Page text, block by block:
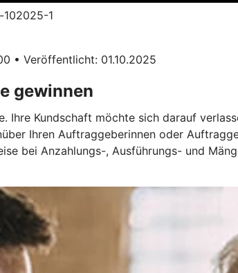
1
• Veröffentlicht: 01.10.2025
gewinnen
Kundschaft möchte sich darauf
Ihren Auftraggeberinnen oder
bei Anzahlungs-, Ausführungs- und